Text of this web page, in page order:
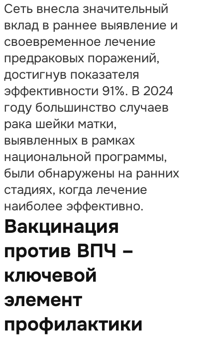
Сеть внесла значительный
вклад в раннее выявление и
своевременное лечение
предраковых поражений,
достигнув показателя
эффективности 91%. В 2024
году большинство случаев
рака шейки матки,
выявленных в рамках
национальной программы,
были обнаружены на ранних
стадиях, когда лечение
наиболее эффективно.
Вакцинация
против ВПЧ –
ключевой
элемент
профилактики